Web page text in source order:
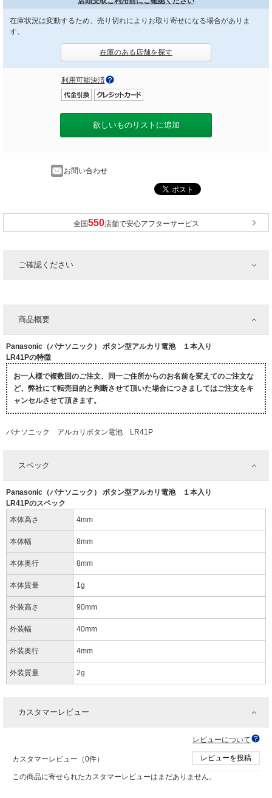
在庫状況は変動するため、売り切れによりお取り寄せになる場合がありま
す。
在庫のある店舗を探す
利用可能決済
欲しいものリストに追加
お問い合わせ
全国 店舗で安心アフターサービス
ご確認ください
商品概要
Panasonic（パナソニック） ボタン型アルカリ電池 １本入り
LR41Pの特徴
お一人様で複数回のご注文、同一ご住所からのお名前を変えてのご注文な
ど、弊社にて転売目的と判断させて頂いた場合につきましてはご注文をキ
ャンセルさせて頂きます。
パナソニック アルカリボタン電池 LR41P
スペック
Panasonic（パナソニック） ボタン型アルカリ電池 １本入り
LR41Pのスペック
本体高さ
4mm
本体幅 8mm
本体奥行 8mm
本体質量 1g
外装高さ 90mm
外装幅 40mm
外装奥行 4mm
外装質量 2g
カスタマーレビュー
レビューについて
カスタマーレビュー（0件） レビューを投稿
この商品に寄せられたカスタマーレビューはまだありません。